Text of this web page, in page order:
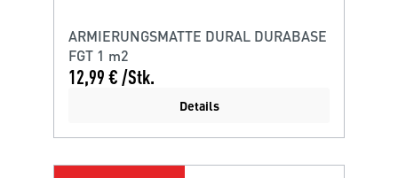
ARMIERUNGSMATTE DURAL DURABASE
FGT 1 m2
12,99 € /Stk.
Details